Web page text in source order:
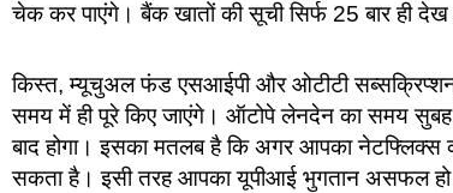
चेक कर पाएंगे। बैंक खातों की सूची सिर्फ 25 बार ही देख
किस्त, म्यूचुअल फंड एसआईपी और ओटीटी सब्सक्रिप्शन
समय में ही पूरे किए जाएंगे। ऑटोपे लेनदेन का समय
बाद होगा। इसका मतलब है कि अगर आपका
सकता है। इसी तरह आपका यूपीआई भुगतान असफल हो